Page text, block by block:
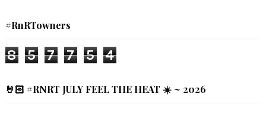
#RnRTowners
8 5 7 7 5 4
🤘🏻 #RNRT JULY FEEL THE HEAT ☀️ ~ 2026